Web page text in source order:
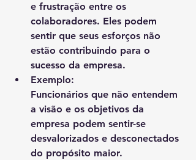
e frustração entre os
colaboradores. Eles podem
sentir que seus esforços não
estão contribuindo para o
sucesso da empresa.
Exemplo:
Funcionários que não entendem
a visão e os objetivos da
empresa podem sentir-se
desvalorizados e desconectados
do propósito maior.